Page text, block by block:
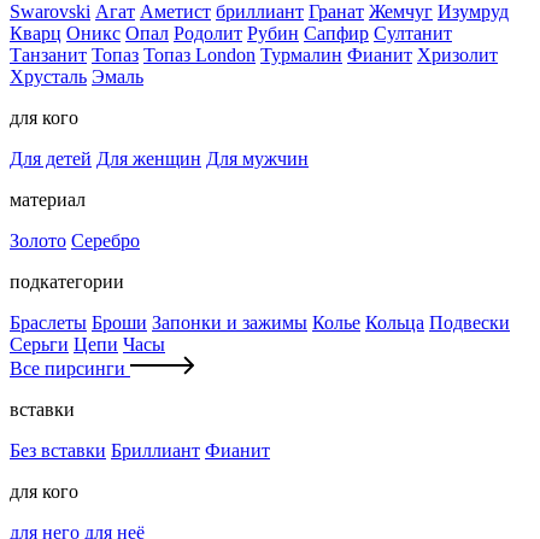
Swarovski Агат Аметист бриллиант Гранат Жемчуг Изумруд
Кварц Оникс Опал Родолит Рубин Сапфир Султанит
Танзанит Топаз Топаз London Турмалин Фианит Хризолит
Хрусталь Эмаль
для кого
Для детей Для женщин Для мужчин
материал
Золото Серебро
подкатегории
Браслеты Броши Запонки и зажимы Колье Кольца Подвески
Серьги Цепи Часы
Все пирсинги
вставки
Без вставки Бриллиант Фианит
для кого
для него для неё